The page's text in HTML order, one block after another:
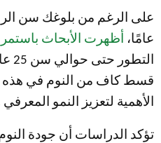
عامًا،
أظهرت الأبحاث
قسط كاف من النوم في هذه
الأهمية لتعزيز النمو
تؤكد الدراسات أن جودة